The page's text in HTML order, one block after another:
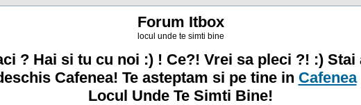
Forum Itbox
locul unde te simti bine
? Hai si tu cu noi :) ! Ce?! Vrei sa pleci ?! :) Stai
Cafenea! Te asteptam si pe tine in Cafenea
Locul Unde Te Simti Bine!